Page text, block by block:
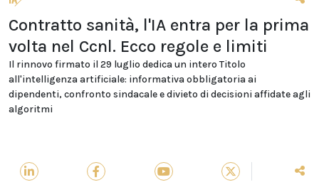
Contratto sanità, l'IA entra per la prima
volta nel Ccnl. Ecco regole e limiti
Il rinnovo firmato il 29 luglio dedica un intero Titolo
all'intelligenza artificiale: informativa obbligatoria ai
dipendenti, confronto sindacale e divieto di decisioni affidate agli
algoritmi